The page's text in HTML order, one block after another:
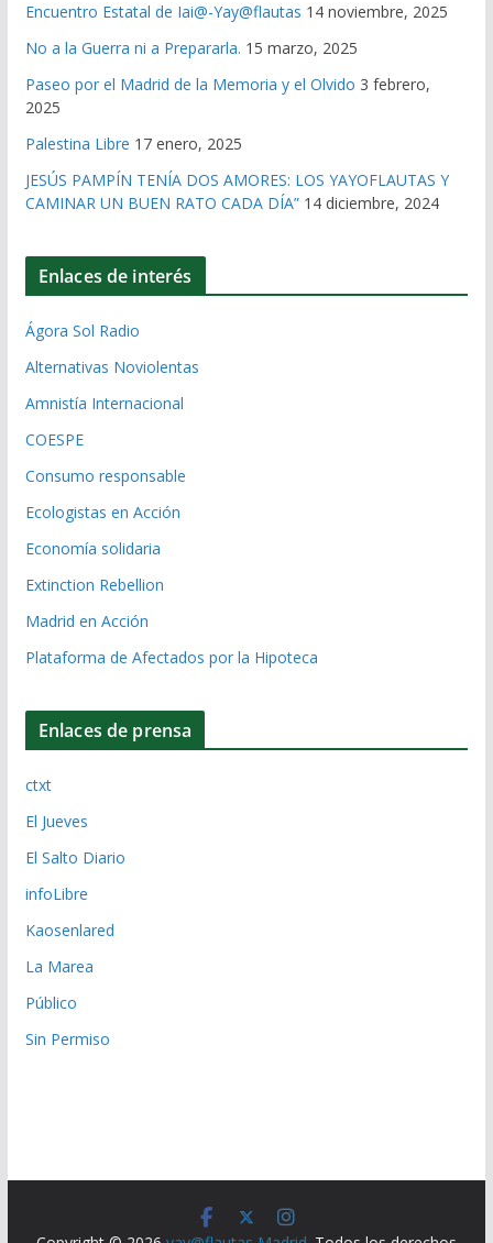
Encuentro Estatal de Iai@-Yay@flautas 14 noviembre, 2025
No a la Guerra ni a Prepararla. 15 marzo, 2025
Paseo por el Madrid de la Memoria y el Olvido 3 febrero,
2025
Palestina Libre 17 enero, 2025
JESÚS PAMPÍN TENÍA DOS AMORES: LOS YAYOFLAUTAS Y
CAMINAR UN BUEN RATO CADA DÍA” 14 diciembre, 2024
Enlaces de interés
Ágora Sol Radio
Alternativas Noviolentas
Amnistía Internacional
COESPE
Consumo responsable
Ecologistas en Acción
Economía solidaria
Extinction Rebellion
Madrid en Acción
Plataforma de Afectados por la Hipoteca
Enlaces de prensa
ctxt
El Jueves
El Salto Diario
infoLibre
Kaosenlared
La Marea
Público
Sin Permiso